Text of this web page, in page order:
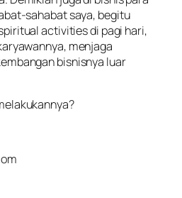
sahabat saya, begitu
activities di pagi hari,
menjaga
bisnisnya luar